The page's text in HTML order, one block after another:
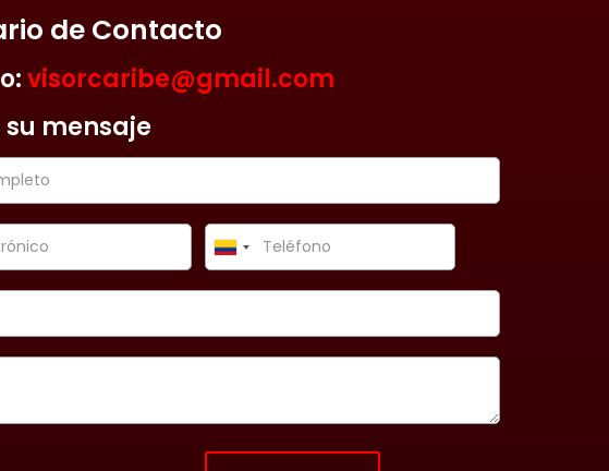
de Contacto
visorcaribe@gmail.com
su mensaje